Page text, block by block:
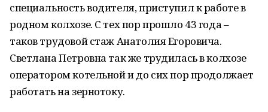
специальность водителя, приступил к работе в
родном колхозе. С тех пор прошло 43 года –
таков трудовой стаж Анатолия Егоровича.
Светлана Петровна так же трудилась в колхозе
оператором котельной и до сих пор продолжает
работать на зернотоку.